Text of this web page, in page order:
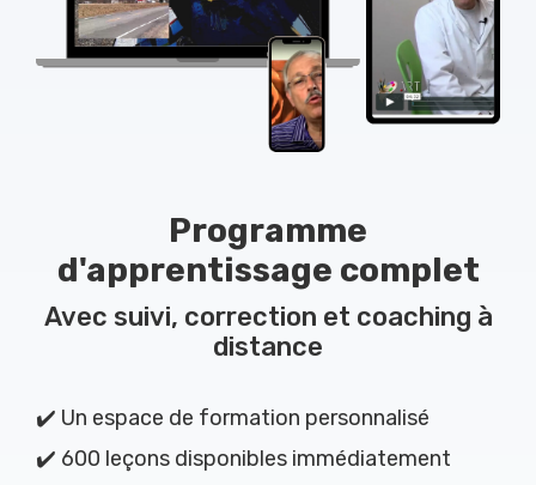
Programme
d'apprentissage complet
Avec suivi, correction et coaching à
distance
✔️ Un espace de formation personnalisé
✔️ 600 leçons disponibles immédiatement